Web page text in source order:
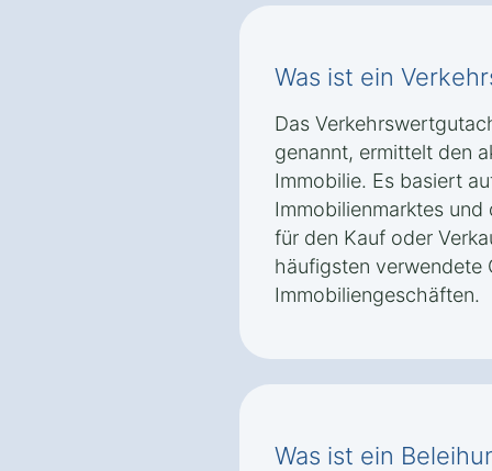
Was ist ein
Das
genannt, ermittelt den
Immobilie. Es basiert
Immobilienmarktes
für den Kauf oder
häufigsten verwendete
Immobiliengeschäften.
Was ist ein